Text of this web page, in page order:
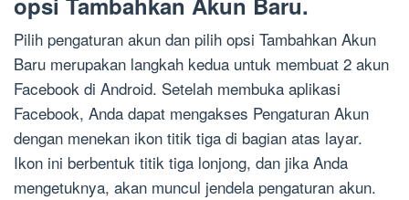
Pilih pengaturan akun dan pilih opsi Tambahkan Akun
Baru merupakan langkah kedua untuk membuat 2 akun
Facebook di Android. Setelah membuka aplikasi
Facebook, Anda dapat mengakses Pengaturan Akun
dengan menekan ikon titik tiga di bagian atas layar.
Ikon ini berbentuk titik tiga lonjong, dan jika Anda
mengetuknya, akan muncul jendela pengaturan akun.